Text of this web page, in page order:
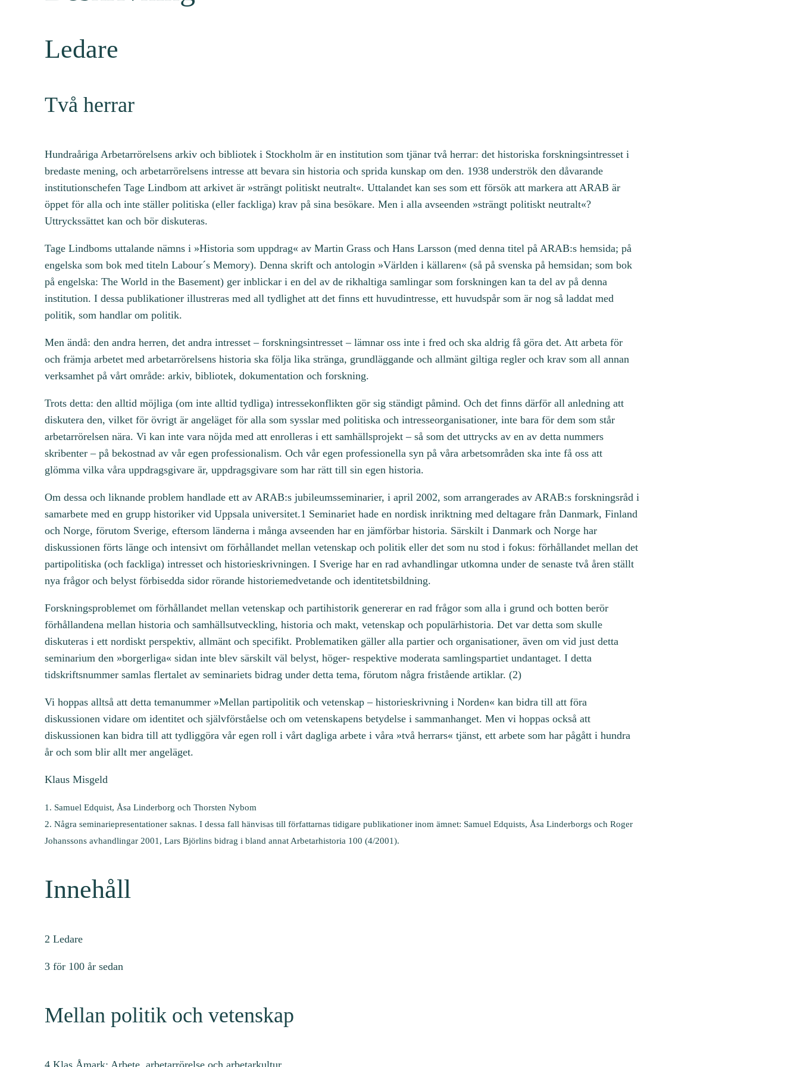
g
d
Ledare
Två herrar
Hundraåriga Arbetarrörelsens arkiv och bibliotek i Stockholm är en institution som tjänar två herrar: det historiska forskningsintresset i
bredaste mening, och arbetarrörelsens intresse att bevara sin historia och sprida kunskap om den. 1938 underströk den dåvarande
institutionschefen Tage Lindbom att arkivet är »strängt politiskt neutralt«. Uttalandet kan ses som ett försök att markera att ARAB är
öppet för alla och inte ställer politiska (eller fackliga) krav på sina besökare. Men i alla avseenden »strängt politiskt neutralt«?
Uttryckssättet kan och bör diskuteras.
Tage Lindboms uttalande nämns i »Historia som uppdrag« av Martin Grass och Hans Larsson (med denna titel på ARAB:s hemsida; på
engelska som bok med titeln Labour´s Memory). Denna skrift och antologin »Världen i källaren« (så på svenska på hemsidan; som bok
på engelska: The World in the Basement) ger inblickar i en del av de rikhaltiga samlingar som forskningen kan ta del av på denna
institution. I dessa publikationer illustreras med all tydlighet att det finns ett huvudintresse, ett huvudspår som är nog så laddat med
politik, som handlar om politik.
Men ändå: den andra herren, det andra intresset – forskningsintresset – lämnar oss inte i fred och ska aldrig få göra det. Att arbeta för
och främja arbetet med arbetarrörelsens historia ska följa lika stränga, grundläggande och allmänt giltiga regler och krav som all annan
verksamhet på vårt område: arkiv, bibliotek, dokumentation och forskning.
Trots detta: den alltid möjliga (om inte alltid tydliga) intressekonflikten gör sig ständigt påmind. Och det finns därför all anledning att
diskutera den, vilket för övrigt är angeläget för alla som sysslar med politiska och intresseorganisationer, inte bara för dem som står
arbetarrörelsen nära. Vi kan inte vara nöjda med att enrolleras i ett samhällsprojekt – så som det uttrycks av en av detta nummers
skribenter – på bekostnad av vår egen professionalism. Och vår egen professionella syn på våra arbetsområden ska inte få oss att
glömma vilka våra uppdragsgivare är, uppdragsgivare som har rätt till sin egen historia.
Om dessa och liknande problem handlade ett av ARAB:s jubileumsseminarier, i april 2002, som arrangerades av ARAB:s forskningsråd i
samarbete med en grupp historiker vid Uppsala universitet.1 Seminariet hade en nordisk inriktning med deltagare från Danmark, Finland
och Norge, förutom Sverige, eftersom länderna i många avseenden har en jämförbar historia. Särskilt i Danmark och Norge har
diskussionen förts länge och intensivt om förhållandet mellan vetenskap och politik eller det som nu stod i fokus: förhållandet mellan det
partipolitiska (och fackliga) intresset och historieskrivningen. I Sverige har en rad avhandlingar utkomna under de senaste två åren ställt
nya frågor och belyst förbisedda sidor rörande historiemedvetande och identitetsbildning.
Forskningsproblemet om förhållandet mellan vetenskap och partihistorik genererar en rad frågor som alla i grund och botten berör
förhållandena mellan historia och samhällsutveckling, historia och makt, vetenskap och populärhistoria. Det var detta som skulle
diskuteras i ett nordiskt perspektiv, allmänt och specifikt. Problematiken gäller alla partier och organisationer, även om vid just detta
seminarium den »borgerliga« sidan inte blev särskilt väl belyst, höger- respektive moderata samlingspartiet undantaget. I detta
tidskriftsnummer samlas flertalet av seminariets bidrag under detta tema, förutom några fristående artiklar. (2)
Vi hoppas alltså att detta temanummer »Mellan partipolitik och vetenskap – historieskrivning i Norden« kan bidra till att föra
diskussionen vidare om identitet och självförståelse och om vetenskapens betydelse i sammanhanget. Men vi hoppas också att
diskussionen kan bidra till att tydliggöra vår egen roll i vårt dagliga arbete i våra »två herrars« tjänst, ett arbete som har pågått i hundra
år och som blir allt mer angeläget.
Klaus Misgeld
1. Samuel Edquist, Åsa Linderborg och Thorsten Nybom
2. Några seminariepresentationer saknas. I dessa fall hänvisas till författarnas tidigare publikationer inom ämnet: Samuel Edquists, Åsa Linderborgs och Roger
Johanssons avhandlingar 2001, Lars Björlins bidrag i bland annat Arbetarhistoria 100 (4/2001).
Innehåll
2 Ledare
3 för 100 år sedan
Mellan politik och vetenskap
4 Klas Åmark: Arbete, arbetarrörelse och arbetarkultur